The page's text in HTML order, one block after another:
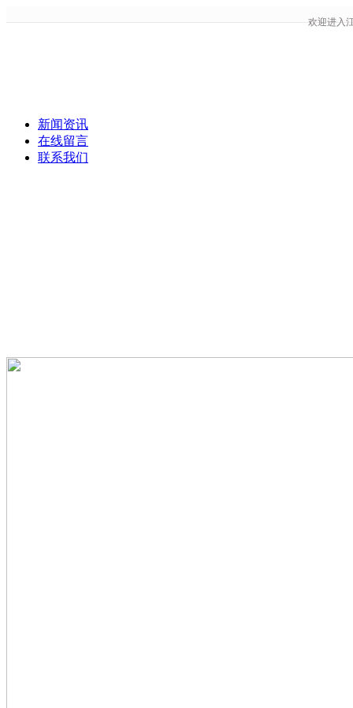
欢迎进入
新闻资讯
在线留言
联系我们